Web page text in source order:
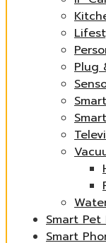
Plug
Smart Pet
Smart